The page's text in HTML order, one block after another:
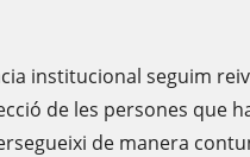
institucional seguim
de les persones que
de manera